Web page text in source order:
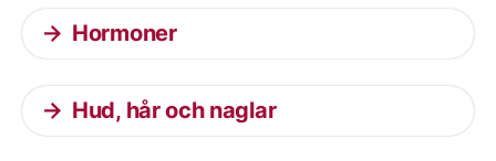
Hormoner
Hud, hår och naglar